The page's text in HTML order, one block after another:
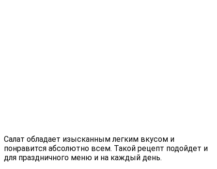
Салат обладает изысканным легким вкусом и
понравится абсолютно всем. Такой рецепт подойдет и
для праздничного меню и на каждый день.